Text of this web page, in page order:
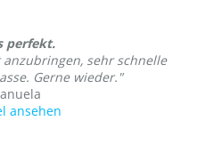
perfekt.
sehr schnelle
Gerne wieder."
ansehen